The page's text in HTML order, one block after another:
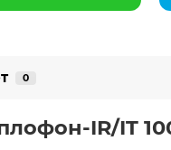
0
IR/IT